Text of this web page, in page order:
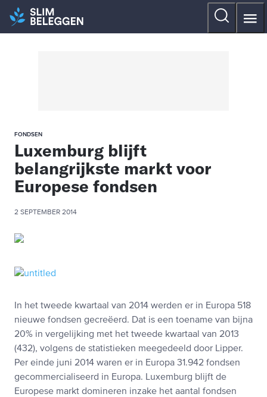
FONDSEN
Luxemburg blijft
belangrijkste markt voor
Europese fondsen
2 SEPTEMBER 2014
In het tweede kwartaal van 2014 werden er in Europa 518
nieuwe fondsen gecreëerd. Dat is een toename van bijna
20% in vergelijking met het tweede kwartaal van 2013
(432), volgens de statistieken meegedeeld door Lipper.
Per einde juni 2014 waren er in Europa 31.942 fondsen
gecommercialiseerd in Europa. Luxemburg blijft de
Europese markt domineren inzake het aantal fondsen